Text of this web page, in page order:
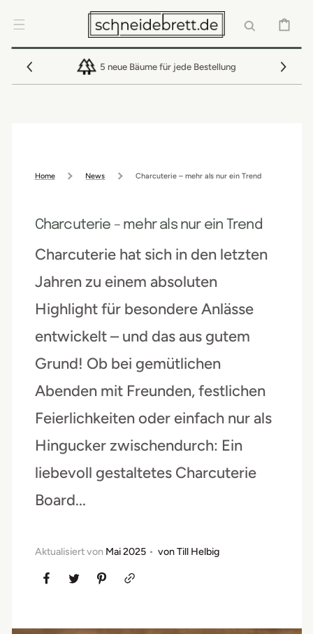
INHALT
5 neue Bäume für jede Bestellung
Home News Charcuterie – mehr als nur ein Trend
Charcuterie – mehr als nur ein Trend
Charcuterie hat sich in den letzten
Jahren zu einem absoluten
Highlight für besondere Anlässe
entwickelt – und das aus gutem
Grund! Ob bei gemütlichen
Abenden mit Freunden, festlichen
Feierlichkeiten oder einfach nur als
Hingucker zwischendurch: Ein
liebevoll gestaltetes Charcuterie
Board...
Aktualisiert von Mai 2025 vonTill Helbig